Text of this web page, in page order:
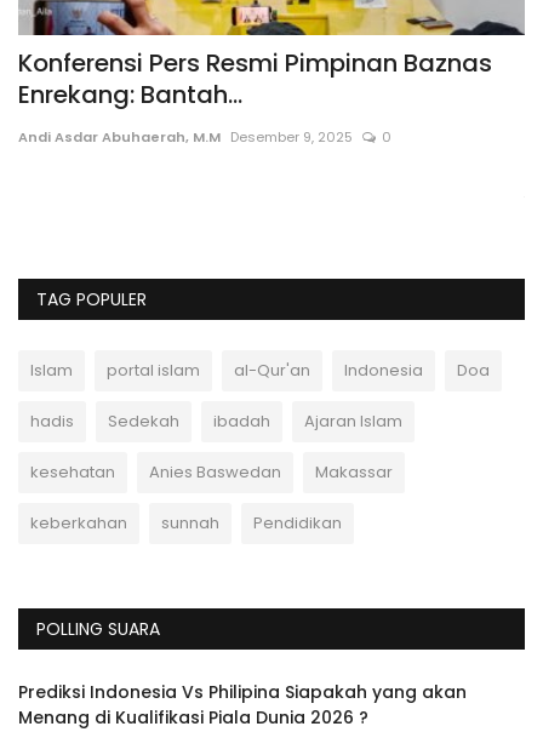
Konferensi Pers Resmi Pimpinan Baznas
Enrekang: Bantah...
Andi Asdar Abuhaerah, M.M Desember 9, 2025 0
TAG POPULER
Islam portal islam al-Qur'an Indonesia Doa
hadis Sedekah ibadah Ajaran Islam
kesehatan Anies Baswedan Makassar
keberkahan sunnah Pendidikan
POLLING SUARA
Prediksi Indonesia Vs Philipina Siapakah yang akan
Menang di Kualifikasi Piala Dunia 2026 ?